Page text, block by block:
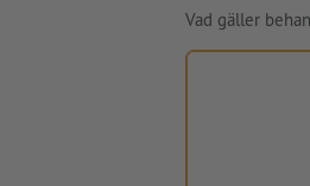
Vad gäller